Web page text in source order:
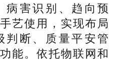
病害识别、趋向预
艺使用，实现布局
判断、质量平安管
能。依托物联网和